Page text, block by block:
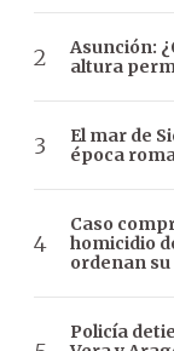
Asunción:
altura
El mar de
época
Caso
homicidio
ordenan
Policía